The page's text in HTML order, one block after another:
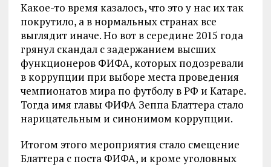
Какое-то время казалось, что это у нас их так
покрутило, а в нормальных странах все
выглядит иначе. Но вот в середине 2015 года
грянул скандал с задержанием высших
функционеров ФИФА, которых подозревали
в коррупции при выборе места проведения
чемпионатов мира по футболу в РФ и Катаре.
Тогда имя главы ФИФА Зеппа Блаттера стало
нарицательным и синонимом коррупции.
Итогом этого мероприятия стало смещение
Блаттера с поста ФИФА, и кроме уголовных